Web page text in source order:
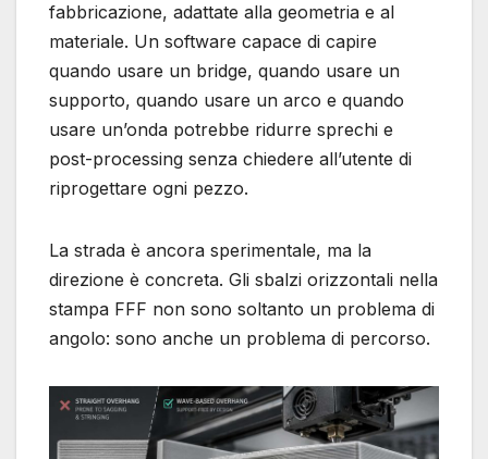
fabbricazione, adattate alla geometria e al
materiale. Un software capace di capire
quando usare un bridge, quando usare un
supporto, quando usare un arco e quando
usare un’onda potrebbe ridurre sprechi e
post-processing senza chiedere all’utente di
riprogettare ogni pezzo.
La strada è ancora sperimentale, ma la
direzione è concreta. Gli sbalzi orizzontali nella
stampa FFF non sono soltanto un problema di
angolo: sono anche un problema di percorso.